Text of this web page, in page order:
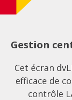
Gestion
Cet écran
efficace de
contrôle